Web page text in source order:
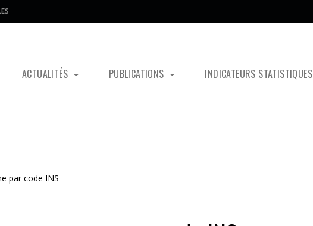
ACTUALITÉS PUBLICATIONS INDICATEURS STATISTIQUES
par code INS